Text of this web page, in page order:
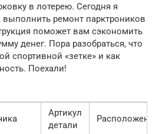
в лотерею. Сегодня я
выполнить ремонт парктроников
поможет вам сэкономить
денег. Пора разобраться, что
спортивной «зетке» и как
Поехали!
Артикул
детали
Расположение